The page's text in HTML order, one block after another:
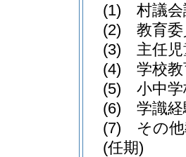
(1)
村議
(2)
教育
(3)
主任
(4)
学校
(5)
小中
(6)
学識
(7)
その
(任期)